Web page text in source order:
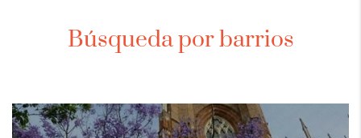
Búsqueda por barrios